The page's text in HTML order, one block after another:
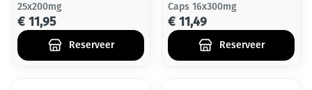
25x200mg
€ 11,95
Reserveer
Caps 16x300mg
€ 11,49
Reserveer